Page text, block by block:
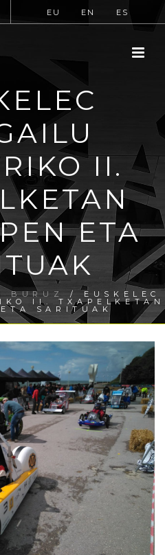
EU EN ES
II.
ETA
BURUZ / EUSKELEC
II. TXAPELKETAN
SARITUAK